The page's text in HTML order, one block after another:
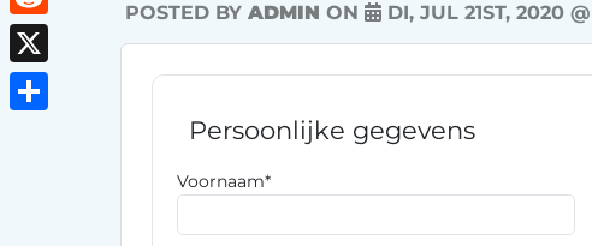
POSTED BY ADMIN ON DI, JUL 21ST, 2020 @
Persoonlijke gegevens
Voornaam*
Reddit
X